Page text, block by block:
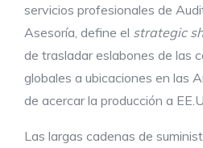
servicios profesionales de
Asesoría, define el strategic
de trasladar eslabones de las
globales a ubicaciones en las
de acercar la producción a
Las largas cadenas de